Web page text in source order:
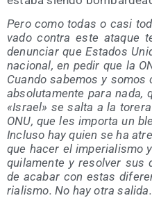
Pero como todas o casi
va­do con­tra este ata­que
denun­ciar que Esta­dos
na­cio­nal, en pedir que la
Cuan­do sabe­mos y
abso­lu­ta­men­te para nada,
«Israel» se sal­ta a la
ONU, que les impor­ta un
Inclu­so hay quien se ha
que hacer el impe­ria­lis­mo
qui­la­men­te y resol­ver sus
de aca­bar con estas
ria­lis­mo. No hay otra salida.